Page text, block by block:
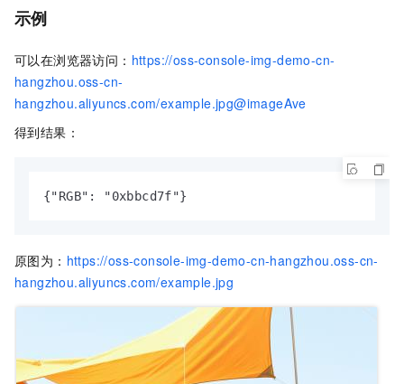
示例
可以在浏览器访问： https://oss-console-img-demo-cn-
hangzhou.oss-cn-
hangzhou.aliyuncs.com/example.jpg@imageAve
得到结果：
{"RGB": "0xbbcd7f"}
原图为： https://oss-console-img-demo-cn-hangzhou.oss-cn-
hangzhou.aliyuncs.com/example.jpg